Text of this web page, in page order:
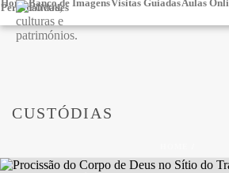
HomeBanco de ImagensVisitas GuiadasAulas
Personalidades
CUSTÓDIAS